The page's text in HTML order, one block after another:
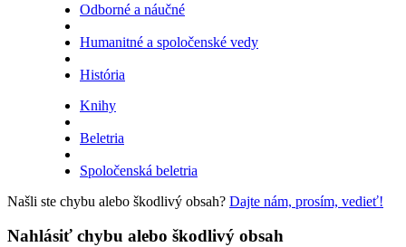
Odborné a náučné
Humanitné a spoločenské vedy
História
Knihy
Beletria
Spoločenská beletria
Našli ste chybu alebo škodlivý obsah? Dajte nám, prosím, vedieť!
Nahlásiť chybu alebo škodlivý obsah